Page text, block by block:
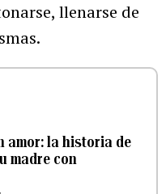
llenarse de
amor: la historia de
madre con